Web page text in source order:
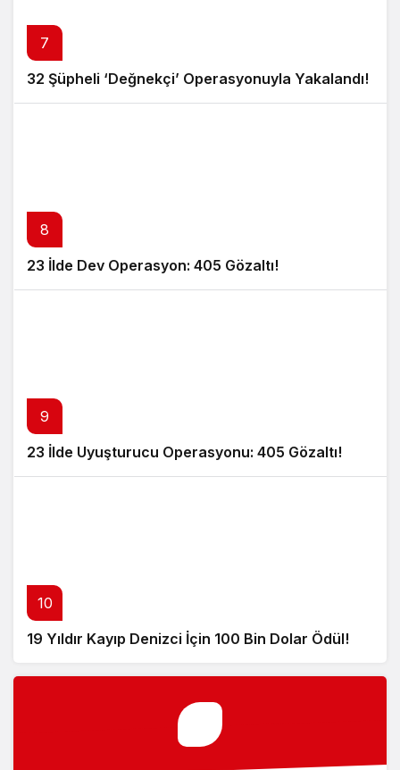
7
32 Şüpheli ‘Değnekçi’ Operasyonuyla Yakalandı!
8
23 İlde Dev Operasyon: 405 Gözaltı!
9
23 İlde Uyuşturucu Operasyonu: 405 Gözaltı!
10
19 Yıldır Kayıp Denizci İçin 100 Bin Dolar Ödül!